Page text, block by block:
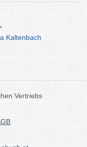
Kaltenbach
Vertriebs